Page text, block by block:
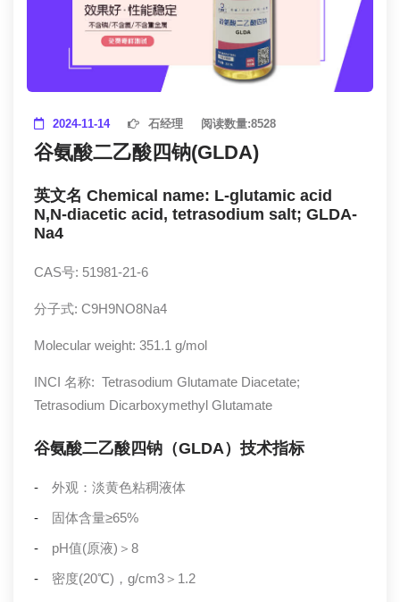
2024-11-14 石经理 阅读数量:8528
谷氨酸二乙酸四钠(GLDA)
英文名 Chemical name: L-glutamic acid
N,N-diacetic acid, tetrasodium salt; GLDA-
Na4
CAS号: 51981-21-6
分子式: C9H9NO8Na4
Molecular weight: 351.1 g/mol
INCI 名称: Tetrasodium Glutamate Diacetate;
Tetrasodium Dicarboxymethyl Glutamate
谷氨酸二乙酸四钠（GLDA）技术指标
外观：淡黄色粘稠液体
固体含量≥65%
pH值(原液)＞8
密度(20℃)，g/cm3＞1.2